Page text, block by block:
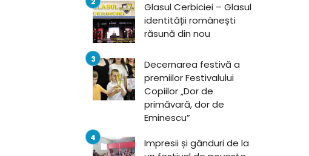
Glasul Cerbiciei – Glasul
identității românești
răsună din nou
Decernarea festivă a
premiilor Festivalului
Copiilor „Dor de
primăvară, dor de
Eminescu”
Impresii și gânduri de la